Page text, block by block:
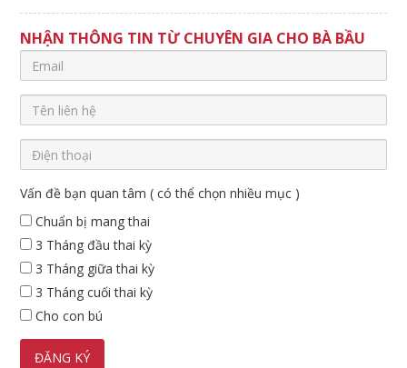
NHẬN THÔNG TIN TỪ CHUYÊN GIA CHO BÀ BẦU
Vấn đề bạn quan tâm ( có thể chọn nhiều mục )
Chuẩn bị mang thai
3 Tháng đầu thai kỳ
3 Tháng giữa thai kỳ
3 Tháng cuối thai kỳ
Cho con bú